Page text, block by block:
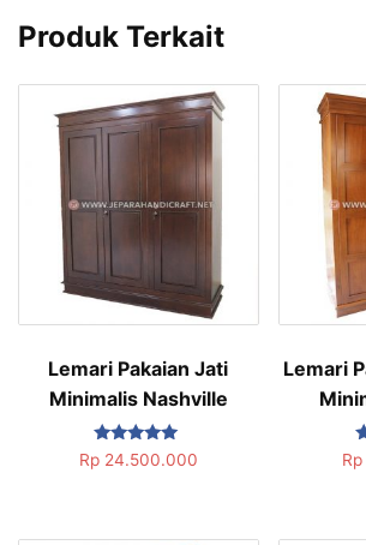
Produk Terkait
Lemari Pakaian Jati
Minimalis Nashville
Dinilai
5.00
Rp24.500.000
Lemari
Rp